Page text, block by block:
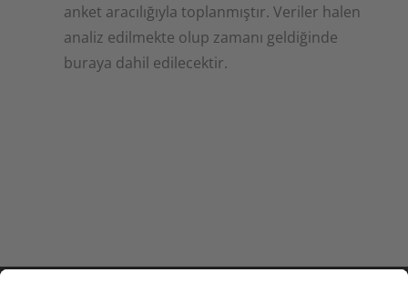
anket aracılığıyla toplanmıştır. Veriler halen
analiz edilmekte olup zamanı geldiğinde
buraya dahil edilecektir.